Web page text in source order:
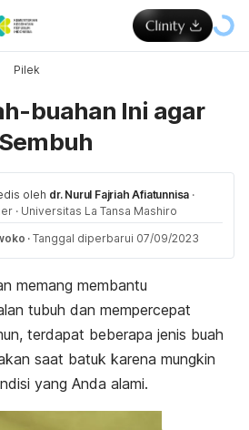
Pilek
buahan Ini agar
oleh dr. Nurul Fajriah Afiatunnisa ·
· Universitas La Tansa Mashiro
· Tanggal diperbarui 07/09/2023
memang membantu
tubuh dan mempercepat
terdapat beberapa jenis buah
saat batuk karena mungkin
yang Anda alami.